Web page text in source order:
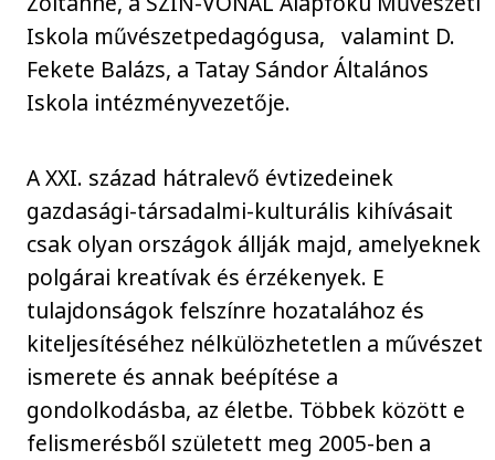
Iskola művészetpedagógusa, valamint D.
Fekete Balázs, a Tatay Sándor Általános
Iskola intézményvezetője.
A XXI. század hátralevő évtizedeinek
gazdasági-társadalmi-kulturális kihívásait
csak olyan országok állják majd, amelyeknek
polgárai kreatívak és érzékenyek. E
tulajdonságok felszínre hozatalához és
kiteljesítéséhez nélkülözhetetlen a művészet
ismerete és annak beépítése a
gondolkodásba, az életbe. Többek között e
felismerésből született meg 2005-ben a